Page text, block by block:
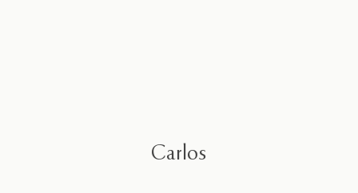
Carlos